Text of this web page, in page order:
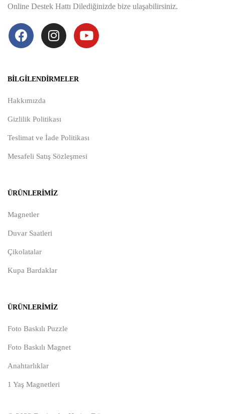
Online Destek Hattı Dilediğinizde bize ulaşabilirsiniz.
BILGILENDIRMELER
Hakkımızda
Gizlilik Politikası
Teslimat ve İade Politikası
Mesafeli Satış Sözleşmesi
ÜRÜNLERIMIZ
Magnetler
Duvar Saatleri
Çikolatalar
Kupa Bardaklar
ÜRÜNLERIMIZ
Foto Baskılı Puzzle
Foto Baskılı Magnet
Anahtarlıklar
1 Yaş Magnetleri